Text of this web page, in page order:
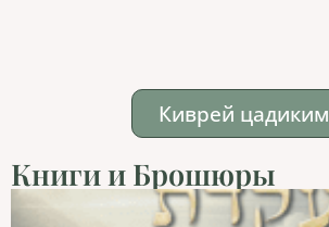
Киврей цадиким
Книги и Брошюры